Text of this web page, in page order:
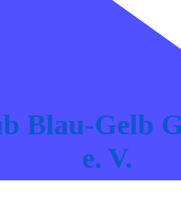
Blau-Gelb
e. V.